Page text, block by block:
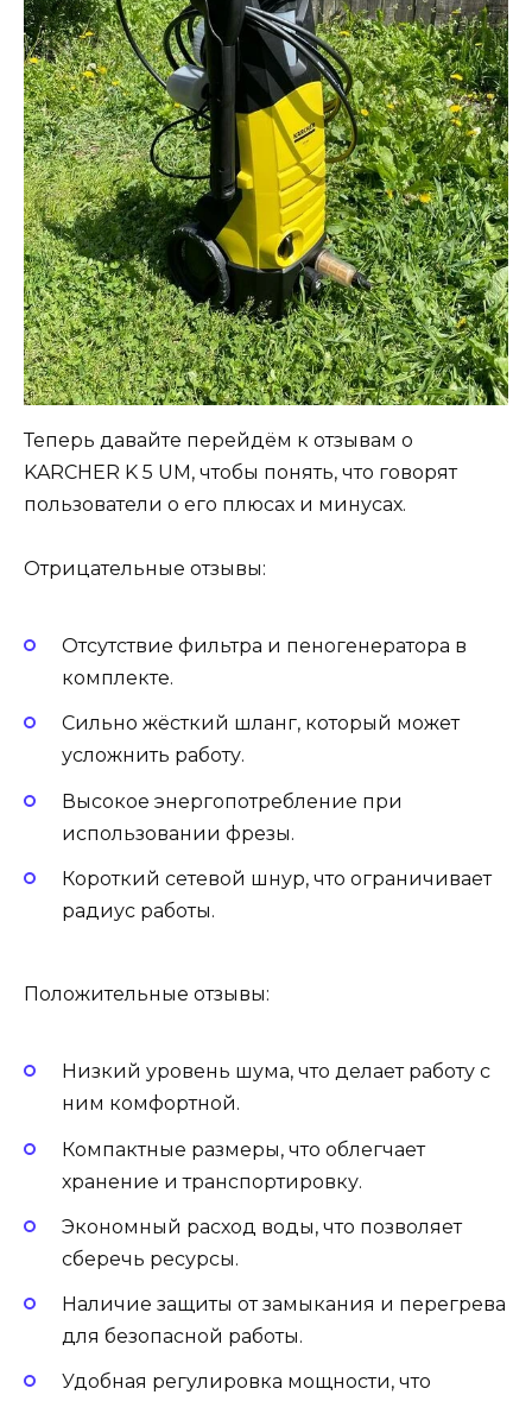
Теперь давайте перейдём к отзывам о
KARCHER K 5 UM, чтобы понять, что говорят
пользователи о его плюсах и минусах.
Отрицательные отзывы:
Отсутствие фильтра и пеногенератора в
комплекте.
Сильно жёсткий шланг, который может
усложнить работу.
Высокое энергопотребление при
использовании фрезы.
Короткий сетевой шнур, что ограничивает
радиус работы.
Положительные отзывы:
Низкий уровень шума, что делает работу с
ним комфортной.
Компактные размеры, что облегчает
хранение и транспортировку.
Экономный расход воды, что позволяет
сберечь ресурсы.
Наличие защиты от замыкания и перегрева
для безопасной работы.
Удобная регулировка мощности, что